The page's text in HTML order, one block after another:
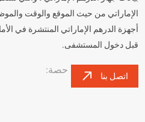
الإماراتي من حيث الموقع والوقت
أجهزة الدرهم الإماراتي المنتشرة في
قبل دخول المستشفى.
اتصل بنا
حصة: